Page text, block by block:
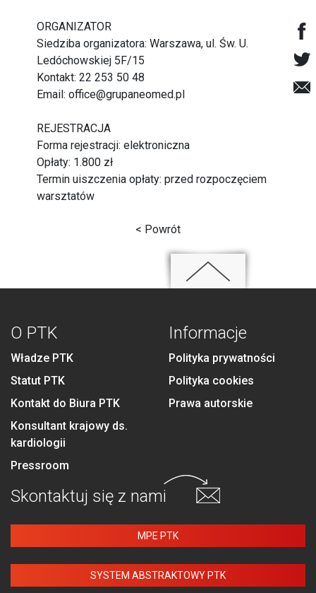
ORGANIZATOR
Siedziba organizatora: Warszawa, ul. Św. U.
Ledóchowskiej 5F/15
Kontakt: 22 253 50 48
Email: office@grupaneomed.pl
REJESTRACJA
Forma rejestracji: elektroniczna
Opłaty: 1.800 zł
Termin uiszczenia opłaty: przed rozpoczęciem
warsztatów
< Powrót
O PTK
Władze PTK
Statut PTK
Kontakt do Biura PTK
Konsultant krajowy ds.
kardiologii
Pressroom
Informacje
Polityka prywatności
Polityka cookies
Prawa autorskie
Skontaktuj się z nami
MPE PTK
SYSTEM ABSTRAKTOWY PTK